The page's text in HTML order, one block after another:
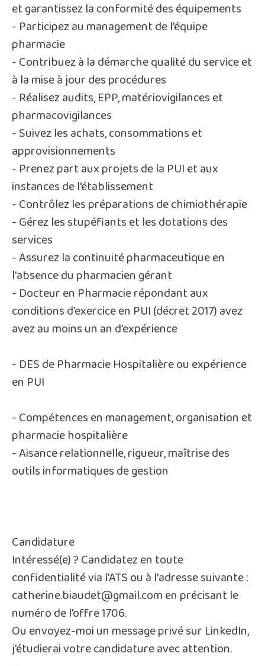
et garantissez la conformité des équipements
- Participez au management de l'équipe
pharmacie
- Contribuez à la démarche qualité du service et
à la mise à jour des procédures
- Réalisez audits, EPP, matériovigilances et
pharmacovigilances
- Suivez les achats, consommations et
approvisionnements
- Prenez part aux projets de la PUI et aux
instances de l'établissement
- Contrôlez les préparations de chimiothérapie
- Gérez les stupéfiants et les dotations des
services
- Assurez la continuité pharmaceutique en
l'absence du pharmacien gérant
- Docteur en Pharmacie répondant aux
conditions d'exercice en PUI (décret 2017) avez
avez au moins un an d'expérience
- DES de Pharmacie Hospitalière ou expérience
en PUI
- Compétences en management, organisation et
pharmacie hospitalière
- Aisance relationnelle, rigueur, maîtrise des
outils informatiques de gestion
Candidature
Intéressé(e) ? Candidatez en toute
confidentialité via l'ATS ou à l'adresse suivante :
catherine.biaudet@gmail.com en précisant le
numéro de l'offre 1706.
Ou envoyez-moi un message privé sur LinkedIn,